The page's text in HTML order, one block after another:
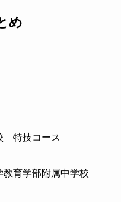
め
特技コース
育学部附属中学校